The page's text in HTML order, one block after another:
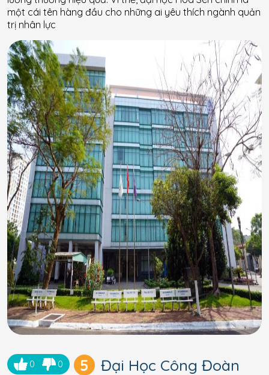
một cái tên hàng đầu cho những ai yêu thích ngành quản
trị nhân lực
0 0 5 Đại Học Công Đoàn